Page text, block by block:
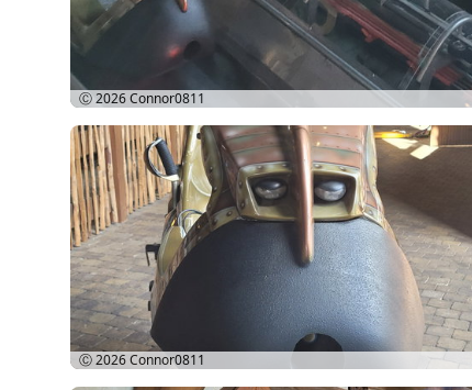
Ⓒ 2026Connor0811
Ⓒ 2026Connor0811